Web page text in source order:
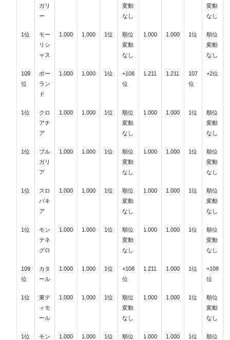
ガリ
ー
変動
なし
変動
なし
1位
モー
リシ
ャス
1.000 1.000 1位
順位
変動
なし
1.000 1.000 1位
順位
変動
なし
109
位
ポー
ラン
ド
1.000 1.000 1位
+108
位
1.211 1.211
107
位
+2位
1位
クロ
アチ
ア
1.000 1.000 1位
順位
変動
なし
1.000 1.000 1位
順位
変動
なし
1位
ブル
ガリ
ア
1.000 1.000 1位
順位
変動
なし
1.000 1.000 1位
順位
変動
なし
1位
スロ
バキ
ア
1.000 1.000 1位
順位
変動
なし
1.000 1.000 1位
順位
変動
なし
1位
モン
テネ
グロ
1.000 1.000 1位
順位
変動
なし
1.000 1.000 1位
順位
変動
なし
109
位
カタ
ール
1.000 1.000 1位
+108
位
1.211 1.000 1位
+108
位
1位
東テ
ィモ
ール
1.000 1.000 1位
順位
変動
なし
1.000 1.000 1位
順位
変動
なし
1位
モン
1.000 1.000 1位
順位
1.000 1.000 1位
順位